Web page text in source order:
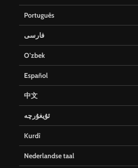
Português
فارسی
O’zbek
Español
中文
ئۇيغۇرچە
Kurdî
Nederlandse taal